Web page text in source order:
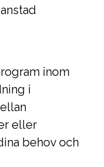
inom
i
eller
behov och